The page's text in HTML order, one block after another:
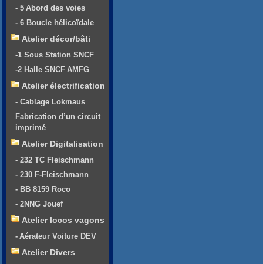
- 5 Abord des voies
- 6 Boucle hélicoïdale
Atelier décor/bâti
-1 Sous Station SNCF
-2 Halle SNCF AMFG
Atelier électrification
- Cablage Lokmaus
Fabrication d’un circuit
imprimé
Atelier Digitalisation
- 232 TC Fleischmann
- 230 F-Fleischmann
- BB 8159 Roco
- 2NNG Jouef
Atelier locos vagons
- Aérateur Voiture DEV
Atelier Divers